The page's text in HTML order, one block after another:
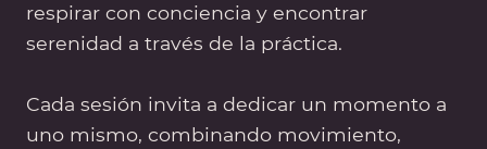
respirar con conciencia y encontrar
serenidad a través de la práctica.
Cada sesión invita a dedicar un momento a
uno mismo, combinando movimiento,